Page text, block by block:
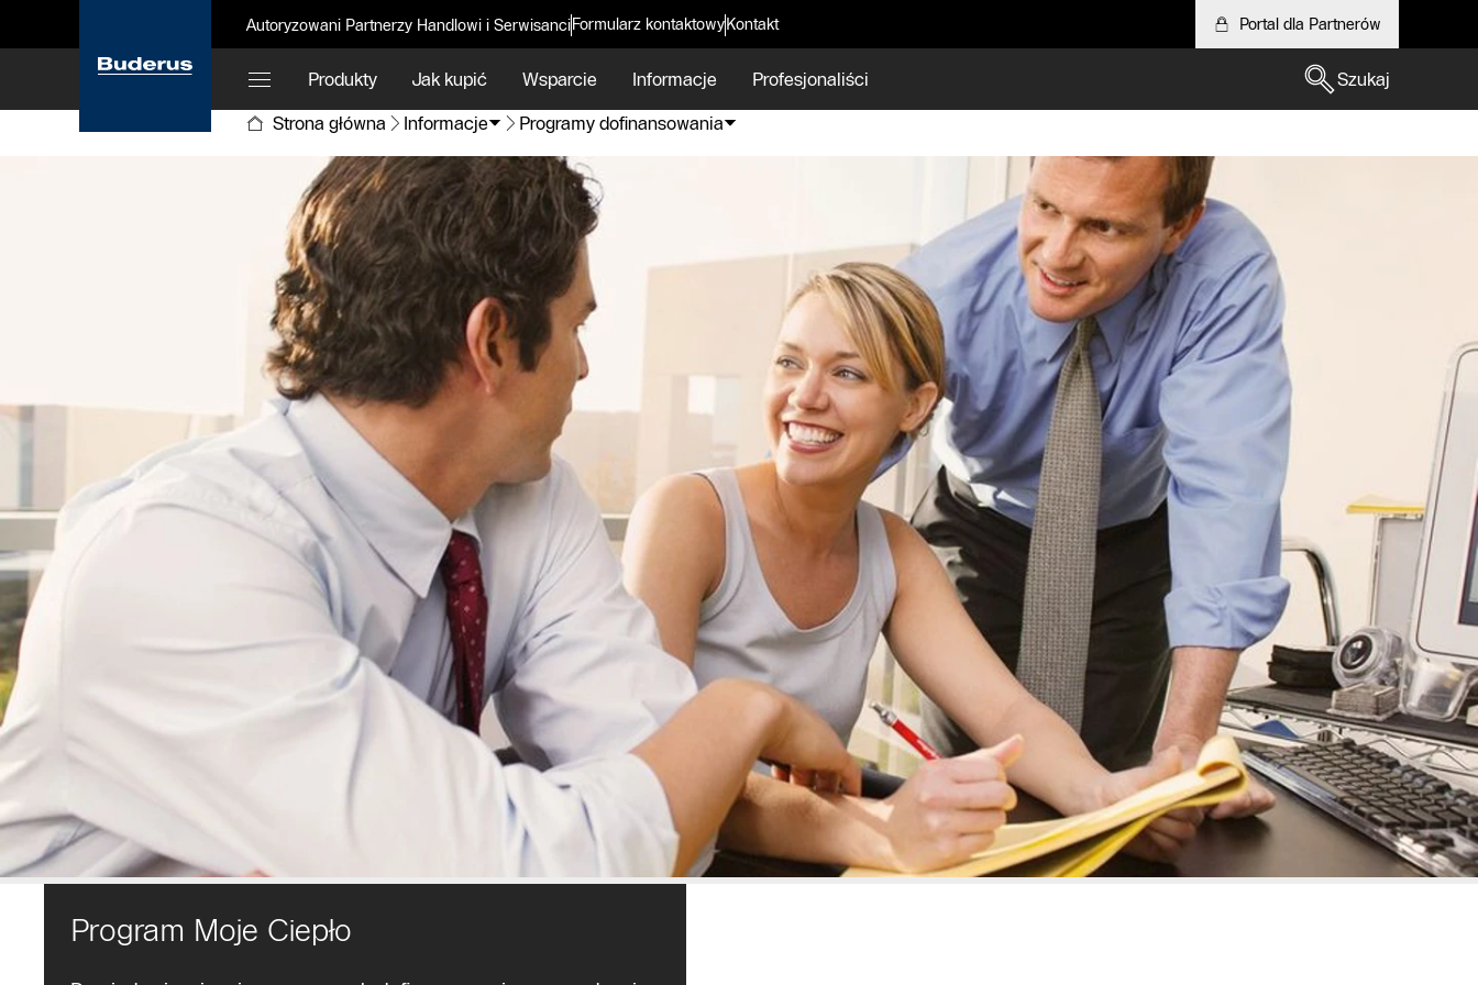
Autoryzowani Partnerzy Handlowi i SerwisanciFormularz kontaktowyKontakt Portal dla Partnerów
Produkty Jak kupić Wsparcie Informacje Profesjonaliści
Szukaj
Strona główna
Informacje Programy dofinansowania
Program Moje Ciepło